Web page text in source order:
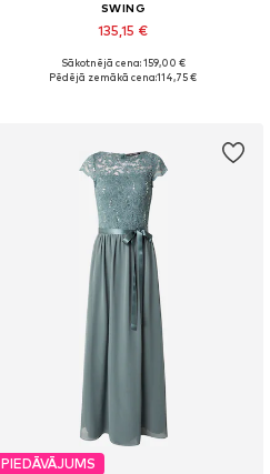
SWING
135,15 €
Pieejamie izmēri: 34, 36, 38, 40, 42, 44
Sākotnējā cena: 159,00 €
Pēdējā zemākā cena:114,75 €
PIEDĀVĀJUMS